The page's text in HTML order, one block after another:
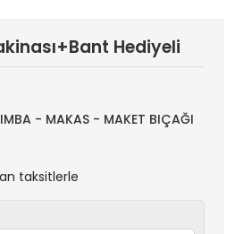
Hediyeli
- MAKAS - MAKET BIÇAĞI
taksitlerle